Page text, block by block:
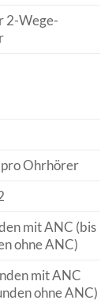
2-Wege-
Ohrhörer
mit ANC (bis
ohne ANC)
mit ANC
ohne ANC)